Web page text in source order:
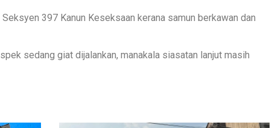
397 Kanun Keseksaan kerana samun berkawan dan
sedang giat dijalankan, manakala siasatan lanjut masih